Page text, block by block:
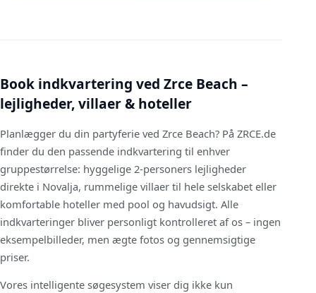
Book indkvartering ved Zrce Beach –
lejligheder, villaer & hoteller
Planlægger du din partyferie ved Zrce Beach? På ZRCE.de
finder du den passende indkvartering til enhver
gruppestørrelse: hyggelige 2-personers lejligheder
direkte i Novalja, rummelige villaer til hele selskabet eller
komfortable hoteller med pool og havudsigt. Alle
indkvarteringer bliver personligt kontrolleret af os – ingen
eksempelbilleder, men ægte fotos og gennemsigtige
priser.
Vores intelligente søgesystem viser dig ikke kun